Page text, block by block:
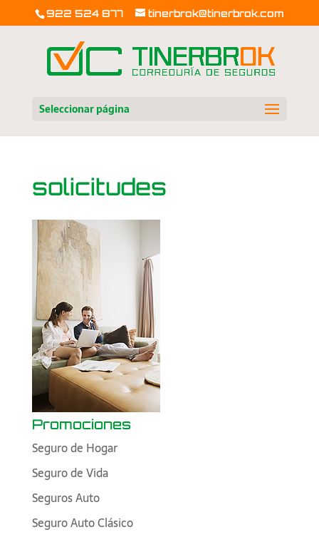
922 524 877 tinerbrok@tinerbrok.com
Seleccionar página
solicitudes
Promociones
Seguro de Hogar
Seguro de Vida
Seguros Auto
Seguro Auto Clásico